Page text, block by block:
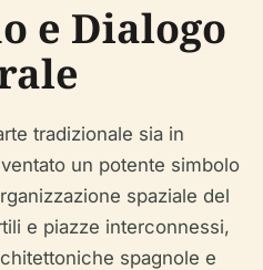
e Dialogo
tradizionale sia in
un potente simbolo
spaziale del
e piazze interconnessi,
spagnole e